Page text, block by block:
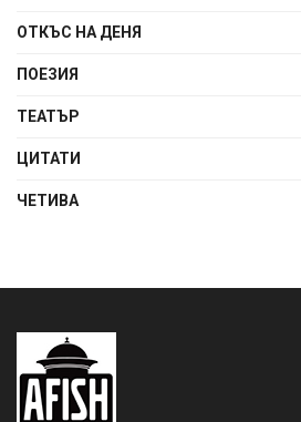
ОТКЪС НА ДЕНЯ
ПОЕЗИЯ
ТЕАТЪР
ЦИТАТИ
ЧЕТИВА